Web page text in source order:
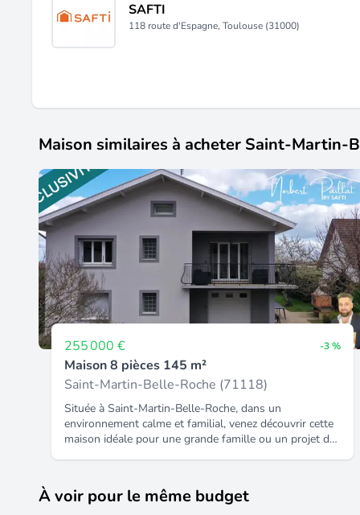
SAFTI
118 route d'Espagne, Toulouse (31000)
Maison similaires à acheter Saint-Martin-
255 000 € -3 %
Maison 8 pièces 145 m²
Saint-Martin-Belle-Roche (71118)
Située à Saint-Martin-Belle-Roche, dans un
environnement calme et familial, venez découvrir cette
maison idéale pour une grande famille ou un projet de
niveaux, offrant de nombreuses possibilités
d'aménagement. Au rez-de-chaussée, vous trouverez
À voir pour le même budget